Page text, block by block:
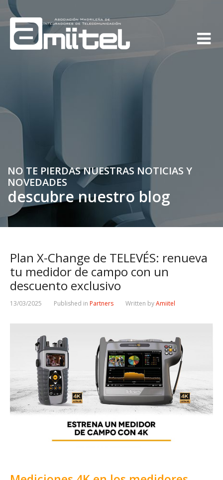
NO TE PIERDAS NUESTRAS NOTICIAS Y
NOVEDADES
descubre nuestro blog
Plan X-Change de TELEVÉS: renueva
tu medidor de campo con un
descuento exclusivo
13/03/2025 Published in Partners Written byAmiitel